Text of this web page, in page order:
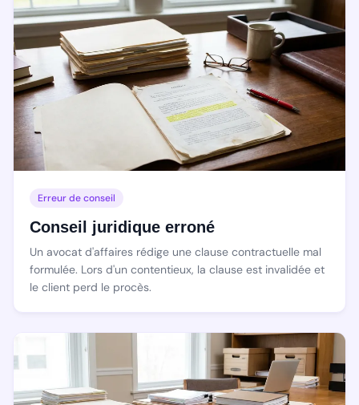
Erreur de conseil
Conseil juridique erroné
Un avocat d'affaires rédige une clause contractuelle mal
formulée. Lors d'un contentieux, la clause est invalidée et
le client perd le procès.